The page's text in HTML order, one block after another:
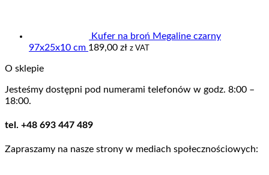
Kufer na broń Megaline czarny
97x25x10 cm 189,00 zł z VAT
O sklepie
Jesteśmy dostępni pod numerami telefonów w godz. 8:00 –
18:00.
tel. +48 693 447 489
Zapraszamy na nasze strony w mediach społecznościowych: